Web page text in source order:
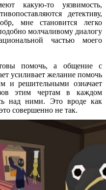
какую-то уязвимость,
детективу,
мне становится легко
молчаливому диалогу
частью моего
помочь, а общение с
усиливает желание помочь
и решительными означает
этим чертам в каждом
над ними. Это вроде как
совершенно не так.